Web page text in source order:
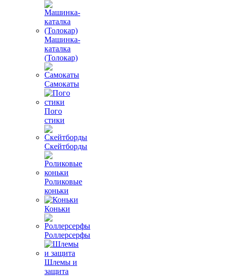
Машинка-
каталка
(Толокар)
Самокаты
Пого
стики
Скейтборды
Роликовые
коньки
Коньки
Роллерсерфы
Шлемы и
защита